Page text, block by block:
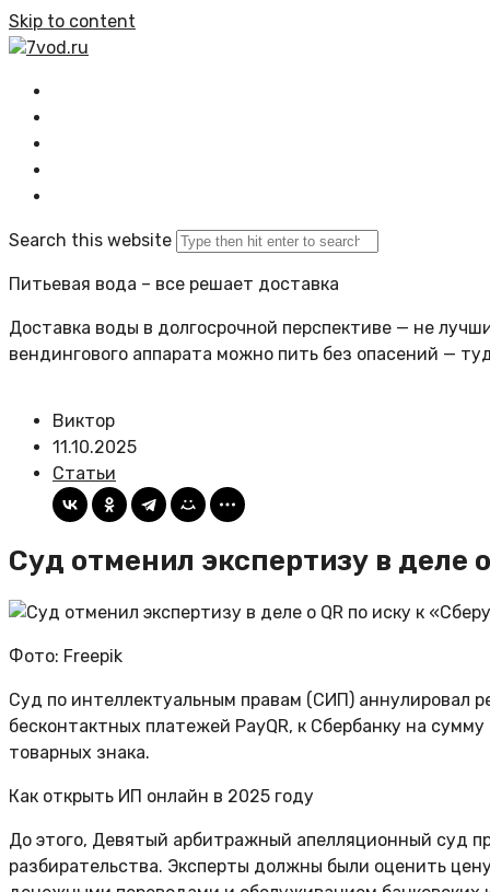
Skip to content
7vod.ru
Search this website
Питьевая вода – все решает доставка
Доставка воды в долгосрочной перспективе — не
вендингового аппарата можно пить без опасений —
Виктор
11.10.2025
Статьи
Суд отменил экспертизу в деле
Фото: Freepik
Суд по интеллектуальным правам (СИП) аннулировал
бесконтактных платежей PayQR, к Сбербанку на
товарных знака.
Как открыть ИП онлайн в 2025 году
До этого, Девятый арбитражный апелляционный суд
разбирательства. Эксперты должны были оценить